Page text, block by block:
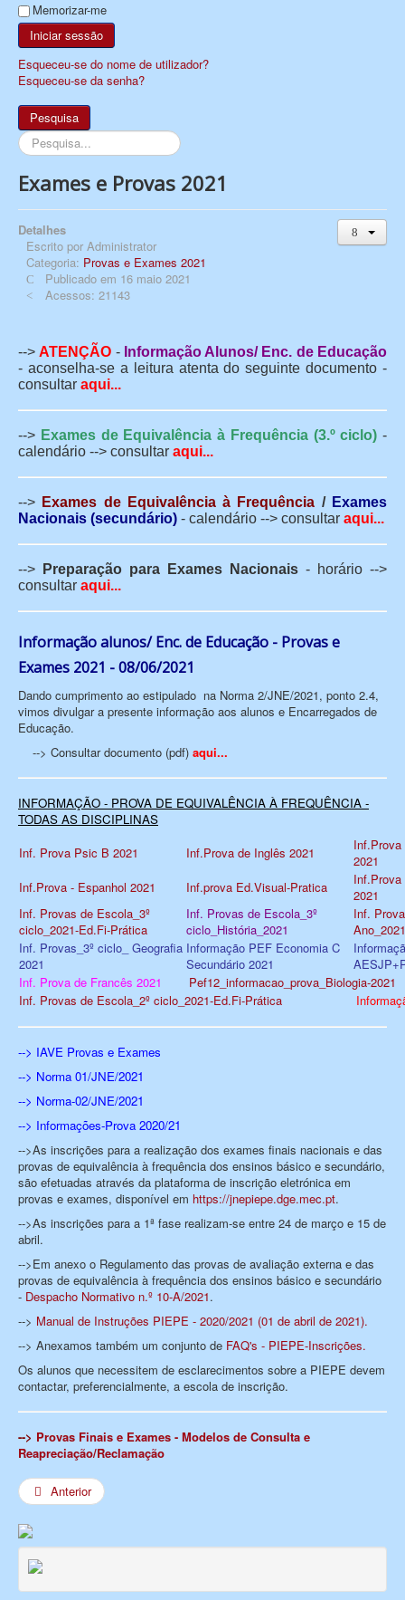
Memorizar-me
Iniciar sessão
Esqueceu-se do nome de utilizador?
Esqueceu-se da senha?
Pesquisa
Pesquisa...
Exames e Provas 2021
Detalhes
Escrito por Administrator
Categoria: Provas e Exames 2021
Publicado em 16 maio 2021
Acessos: 21143
-->ATENÇÃO - Informação Alunos/ Enc. de Educação
- aconselha-se a leitura atenta do seguinte documento -
consultar aqui...
--> Exames de Equivalência à Frequência (3.º ciclo) -
calendário --> consultar aqui...
--> Exames de Equivalência à Frequência / Exames
Nacionais (secundário) - calendário --> consultar aqui...
--> Preparação para Exames Nacionais - horário -->
consultar aqui...
Informação alunos/ Enc. de Educação - Provas e
Exames 2021 - 08/06/2021
Dando cumprimento ao estipulado na Norma 2/JNE/2021, ponto 2.4,
vimos divulgar a presente informação aos alunos e Encarregados de
Educação.
--> Consultar documento (pdf) aqui...
INFORMAÇÃO - PROVA DE EQUIVALÊNCIA À FREQUÊNCIA -
TODAS AS DISCIPLINAS
Inf. Prova Psic B 2021
Inf.Prova de Inglês 2021
2021
Inf.Prova - Espanhol 2021
Inf.prova Ed.Visual-Pratica
2021
Inf. Provas de Escola_3º
ciclo_2021-Ed.Fi-Prática
Inf. Provas de Escola_3º
ciclo_História_2021
Inf.
Inf. Provas_3º ciclo_ Geografia
2021
Informação PEF Economia C
Secundário 2021
Inf. Prova de Francês 2021
Pef12_informacao_prova_Biologia-2021
Inf. Provas de Escola_2º ciclo_2021-Ed.Fi-Prática
--> IAVE Provas e Exames
--> Norma 01/JNE/2021
--> Norma-02/JNE/2021
--> Informações-Prova 2020/21
-->As inscrições para a realização dos exames finais nacionais e das
provas de equivalência à frequência dos ensinos básico e secundário,
são efetuadas através da plataforma de inscrição eletrónica em
provas e exames, disponível em https://jnepiepe.dge.mec.pt.
-->As inscrições para a 1ª fase realizam-se entre 24 de março e 15 de
abril.
-->Em anexo o Regulamento das provas de avaliação externa e das
provas de equivalência à frequência dos ensinos básico e secundário
- Despacho Normativo n.º 10-A/2021.
--> Manual de Instruções PIEPE - 2020/2021 (01 de abril de 2021).
--> Anexamos também um conjunto de FAQ's - PIEPE-Inscrições.
Os alunos que necessitem de esclarecimentos sobre a PIEPE devem
contactar, preferencialmente, a escola de inscrição.
--> Provas Finais e Exames - Modelos de Consulta e
Reapreciação/Reclamação
Anterior